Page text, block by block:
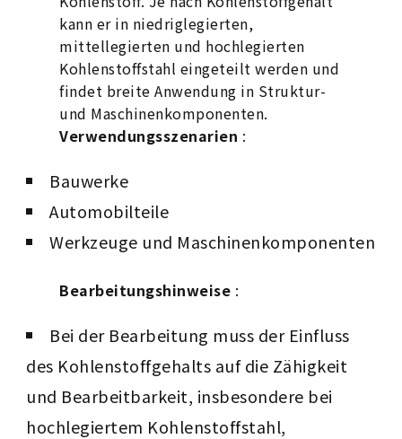
kann er in niedriglegierten,
mittellegierten und hochlegierten
Kohlenstoffstahl eingeteilt werden und
findet breite Anwendung in Struktur-
und Maschinenkomponenten.
Verwendungsszenarien :
Bauwerke
Automobilteile
Werkzeuge und Maschinenkomponenten
Bearbeitungshinweise :
Bei der Bearbeitung muss der Einfluss
des Kohlenstoffgehalts auf die Zähigkeit
und Bearbeitbarkeit, insbesondere bei
hochlegiertem Kohlenstoffstahl,